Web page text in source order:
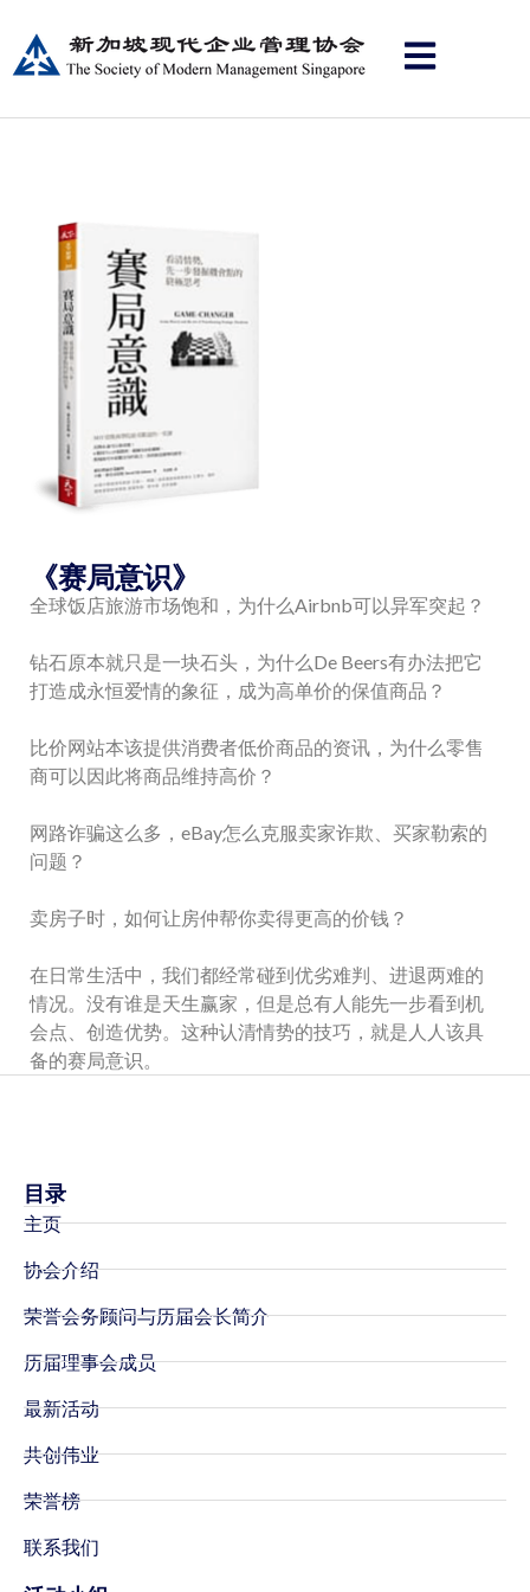
《赛局意识》
全球饭店旅游市场饱和，为什么Airbnb可以异军突起？
钻石原本就只是一块石头，为什么De Beers有办法把它
打造成永恒爱情的象征，成为高单价的保值商品？
比价网站本该提供消费者低价商品的资讯，为什么零售
商可以因此将商品维持高价？
网路诈骗这么多，eBay怎么克服卖家诈欺、买家勒索的
问题？
卖房子时，如何让房仲帮你卖得更高的价钱？
在日常生活中，我们都经常碰到优劣难判、进退两难的
情况。没有谁是天生赢家，但是总有人能先一步看到机
会点、创造优势。这种认清情势的技巧，就是人人该具
备的赛局意识。
目录
主页
协会介绍
荣誉会务顾问与历届会长简介
历届理事会成员
最新活动
共创伟业
荣誉榜
联系我们